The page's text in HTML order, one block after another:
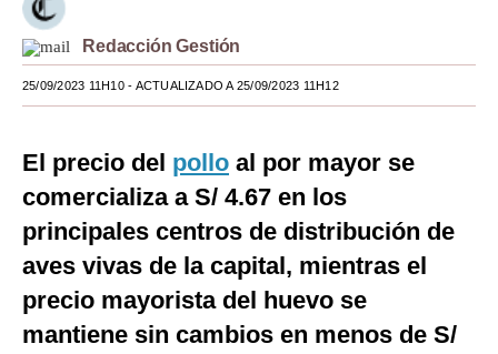
Lujo
Viajes
Mundo
EEUU
México
España
Redacción Gestión
25/09/2023 11H10- ACTUALIZADO A 25/09/2023 11H12
El precio del pollo al por mayor se
comercializa a S/ 4.67 en los
principales centros de distribución de
aves vivas de la capital, mientras el
precio mayorista del huevo se
mantiene sin cambios en menos de S/